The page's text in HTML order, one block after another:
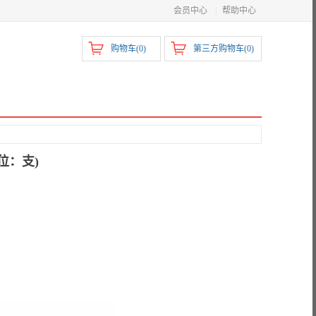
会员中心 帮助中心
第三方购物车(0)
购物车(0)
：支)